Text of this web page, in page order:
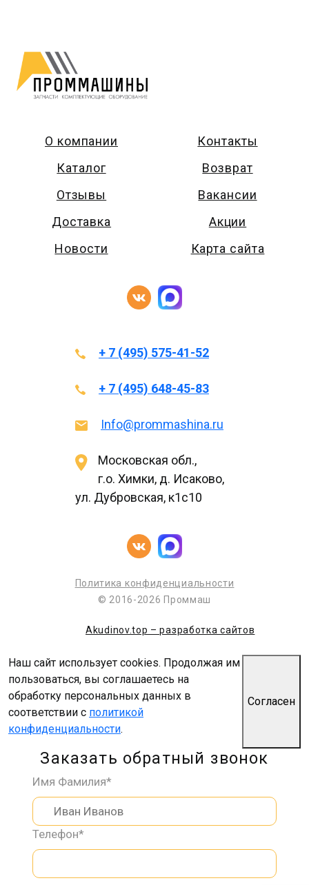
О компании
Каталог
Отзывы
Доставка
Новости
Контакты
Возврат
Вакансии
Акции
Карта сайта
+ 7 (495) 575-41-52
+ 7 (495) 648-45-83
Info@prommashina.ru
Московская обл.,
г.о. Химки, д. Исаково,
ул. Дубровская, к1с10
Политика конфиденциальности
© 2016-2026 Проммаш
Akudinov.top – разработка сайтов
Наш сайт использует cookies. Продолжая им
пользоваться, вы соглашаетесь на
обработку персональных данных в
соответствии с политикой
конфиденциальности.
Согласен
Заказать обратный звонок
Имя Фамилия*
Телефон*